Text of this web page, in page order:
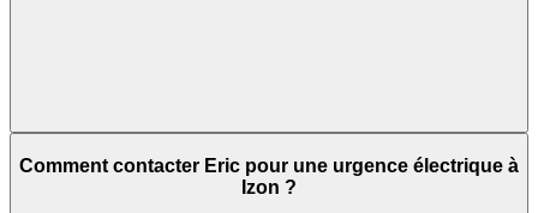
Comment contacter Eric pour une urgence électrique à
Izon ?